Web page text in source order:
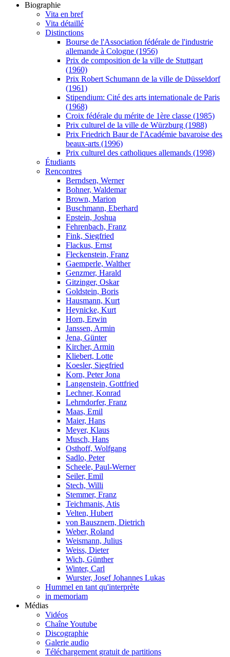
Biographie
Vita en bref
Vita détaillé
Distinctions
Bourse de l'Association fédérale de l'industrie
allemande à Cologne (1956)
Prix de composition de la ville de Stuttgart
(1960)
Prix Robert Schumann de la ville de Düsseldorf
(1961)
Stipendium: Cité des arts internationale de Paris
(1968)
Croix fédérale du mérite de 1ère classe (1985)
Prix culturel de la ville de Würzburg (1988)
Prix Friedrich Baur de l'Académie bavaroise des
beaux-arts (1996)
Prix culturel des catholiques allemands (1998)
Étudiants
Rencontres
Berndsen, Werner
Bohner, Waldemar
Brown, Marion
Buschmann, Eberhard
Epstein, Joshua
Fehrenbach, Franz
Fink, Siegfried
Flackus, Ernst
Fleckenstein, Franz
Gaemperle, Walther
Genzmer, Harald
Gitzinger, Oskar
Goldstein, Boris
Hausmann, Kurt
Heynicke, Kurt
Horn, Erwin
Janssen, Armin
Jena, Günter
Kircher, Armin
Kliebert, Lotte
Koesler, Siegfried
Korn, Peter Jona
Langenstein, Gottfried
Lechner, Konrad
Lehrndorfer, Franz
Maas, Emil
Maier, Hans
Meyer, Klaus
Musch, Hans
Osthoff, Wolfgang
Sadlo, Peter
Scheele, Paul-Werner
Seiler, Emil
Stech, Willi
Stemmer, Franz
Teichmanis, Atis
Velten, Hubert
von Bausznern, Dietrich
Weber, Roland
Weismann, Julius
Weiss, Dieter
Wich, Günther
Winter, Carl
Wurster, Josef Johannes Lukas
Hummel en tant qu'interprète
in memoriam
Médias
Vidéos
Chaîne Youtube
Discographie
Galerie audio
Téléchargement gratuit de partitions